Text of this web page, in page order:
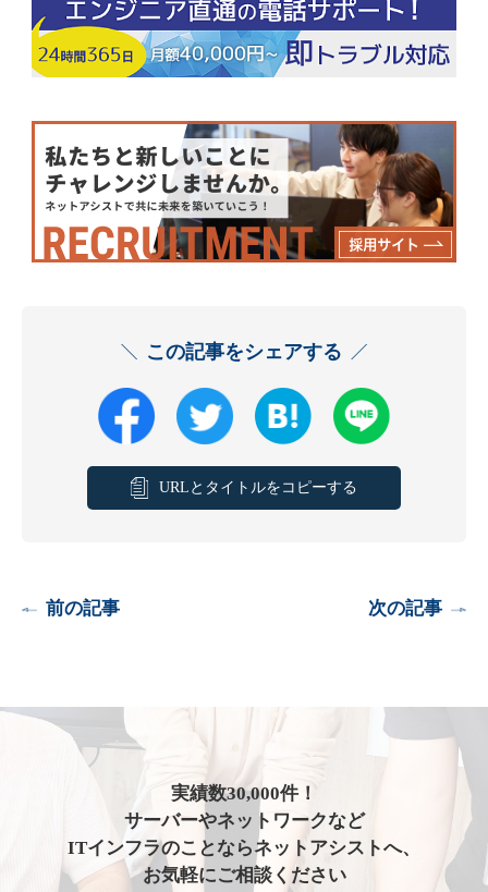
この記事をシェアする
URLとタイトルをコピーする
前の記事 次の記事
実績数30,000件！
サーバーやネットワークなど
ITインフラのことならネットアシストへ、
お気軽にご相談ください